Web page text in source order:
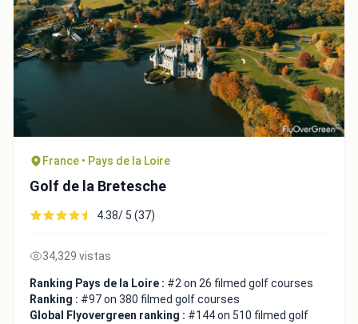
France • Pays de la Loire
Golf de la Bretesche
4.38/ 5 (37)
34,329 vistas
Ranking Pays de la Loire : #2 on 26 filmed golf courses
Ranking : #97 on 380 filmed golf courses
Global Flyovergreen ranking : #144 on 510 filmed golf